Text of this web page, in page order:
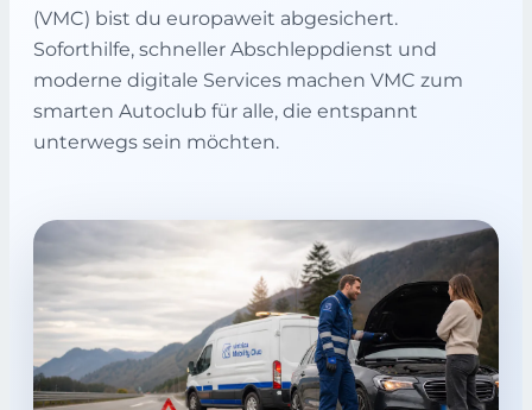
(VMC) bist du europaweit abgesichert.
Soforthilfe, schneller Abschleppdienst und
moderne digitale Services machen VMC zum
smarten Autoclub für alle, die entspannt
unterwegs sein möchten.